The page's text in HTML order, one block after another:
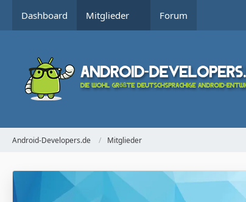
Dashboard Mitglieder Forum
Android-Developers.de Mitglieder